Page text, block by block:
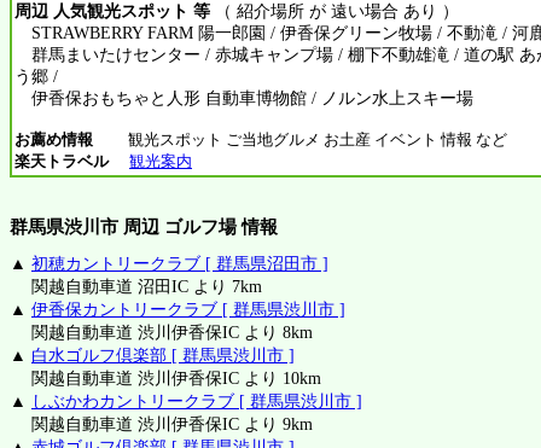
周辺 人気観光スポット 等 （ 紹介場所 が 遠い場合 あり ）
STRAWBERRY FARM 陽一郎園 / 伊香保グリーン牧場 / 不動滝 / 河
群馬まいたけセンター / 赤城キャンプ場 / 棚下不動雄滝 / 道の駅 あ
う郷 /
伊香保おもちゃと人形 自動車博物館 / ノルン水上スキー場
お薦め情報
観光スポット ご当地グルメ お土産 イベント 情報 など
楽天トラベル
観光案内
群馬県渋川市 周辺 ゴルフ場 情報
▲ 初穂カントリークラブ [ 群馬県沼田市 ]
関越自動車道 沼田IC より 7km
▲ 伊香保カントリークラブ [ 群馬県渋川市 ]
関越自動車道 渋川伊香保IC より 8km
▲ 白水ゴルフ倶楽部 [ 群馬県渋川市 ]
関越自動車道 渋川伊香保IC より 10km
▲
しぶかわカントリークラブ [ 群馬県渋川市 ]
関越自動車道 渋川伊香保IC より 9km